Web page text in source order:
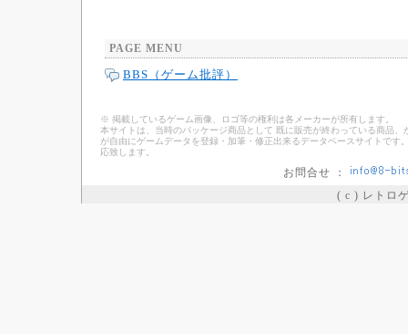
PAGE MENU
BBS（ゲーム批評）
※ 掲載しているゲーム画像、ロゴ等の権利は各メーカーが所有します。
本サイトは、当時のパッケージ商品として 既に販売が終わっている商品
が自由にゲームデータを登録・加筆・修正出来るデータベースサイトで
応致します。
お問合せ ：
( c ) レトロ